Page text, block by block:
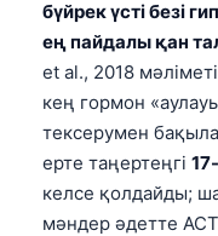
бүйрек үсті безі
ең пайдалы қан
et al., 2018
кең гормон
тексерумен
ерте таңертеңгі
келсе қолдайды;
мәндер әдетте